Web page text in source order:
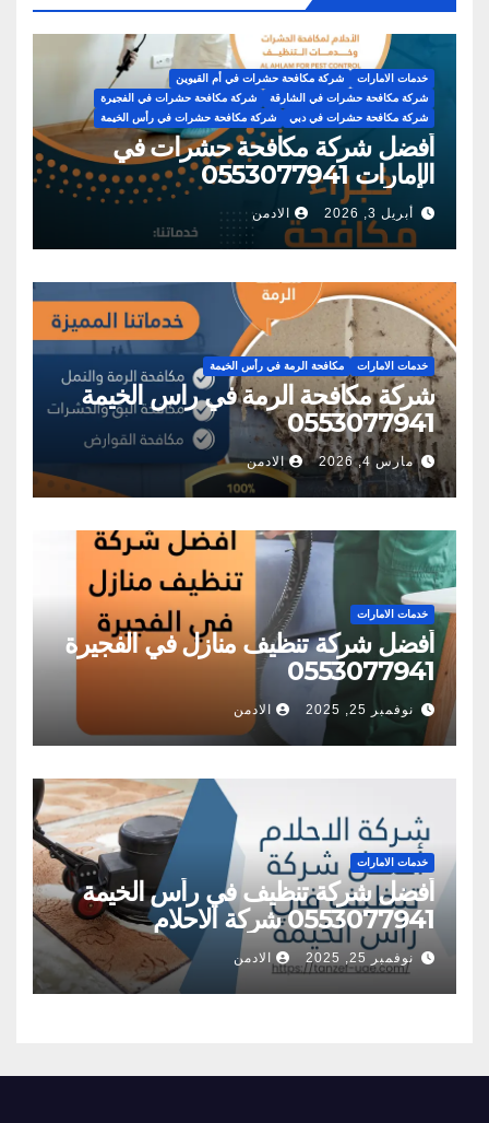
خدمات الامارات
شركة مكافحة حشرات في أم القيوين
شركة مكافحة حشرات في الشارقة
شركة مكافحة حشرات في الفجيرة
شركة مكافحة حشرات في دبي
شركة مكافحة حشرات في رأس الخيمة
أفضل شركة مكافحة حشرات في
الإمارات 0553077941
أبريل 3, 2026 الادمن
خدمات الامارات مكافحة الرمة في رأس الخيمة
شركة مكافحة الرمة في راس الخيمة
0553077941
مارس 4, 2026 الادمن
خدمات الامارات
أفضل شركة تنظيف منازل في الفجيرة
0553077941
نوفمبر 25, 2025 الادمن
خدمات الامارات
أفضل شركة تنظيف في رأس الخيمة
0553077941 شركة الاحلام
نوفمبر 25, 2025 الادمن